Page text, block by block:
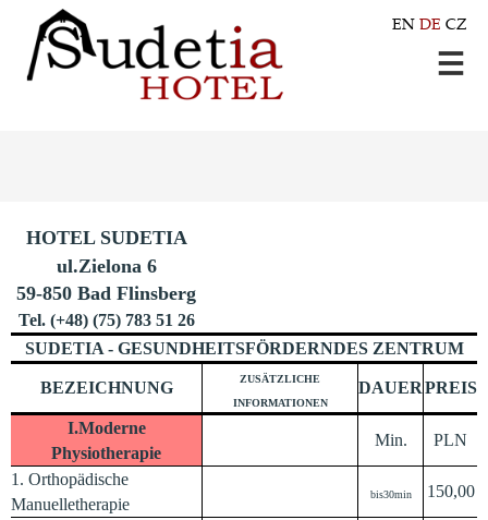
EN DE CZ
HOTEL SUDETIA
ul.Zielona 6
59-850 Bad Flinsberg
Tel. (+48) (75) 783 51 26
SUDETIA - GESUNDHEITSFÖRDERNDES ZENTRUM
BEZEICHNUNG
ZUSÄTZLICHE
INFORMATIONEN
DAUERPREIS
I.Moderne
Physiotherapie
Min. PLN
1. Orthopädische
Manuelletherapie
bis30min 150,00